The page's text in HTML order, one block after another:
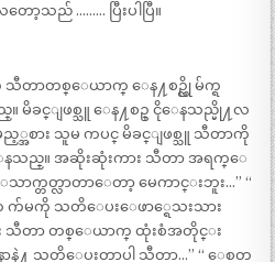
ော့သည် ……… ပြီးပါပြီ။
ာတစ္ေယာက္ ေန႔စဥ္လို မ်က္ရ
မိခင္ျဖစ္သူ ေန႔စဥ္ ငိုေနသည္မို႔လ
အစား သူမ ကပင္ မိခင္ျဖစ္သူ သီတာကို
နသည္။ အဆိုးဆုံးကား သီတာ အရက္ေ
ာက္တတ္လာတာေတာ့ မေကာင္းဘူး…” “
မကို သတိေပးေဖာ္ရေသးသား
သီတာ တစ္ေယာက္ ထုံးစံအတိုင္း
နာနဲ႔ သတိေပးတာပါ သီတာ…” “ ေစတ